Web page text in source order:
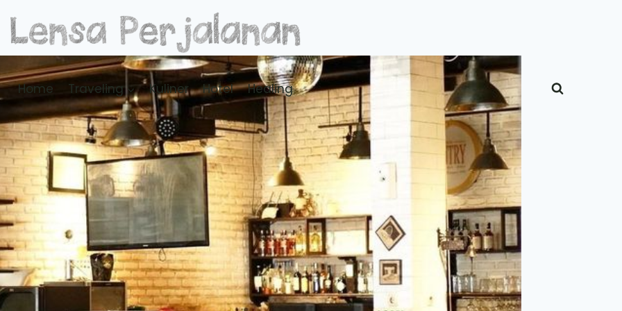
Home Traveling Kuliner Hotel Healing